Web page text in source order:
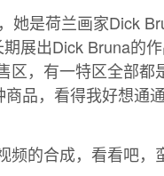
她是荷兰画家Dick
展出Dick Bruna的
区，有一特区全部都
品，看得我好想通
的合成，看看吧，